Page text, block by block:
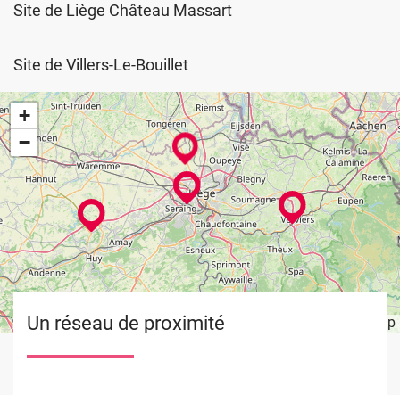
+
−
OpenStreetMap
Un réseau de proximité
Site de Liège Château Massart
Site de Villers-Le-Bouillet